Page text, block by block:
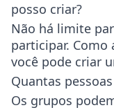
posso criar?
Não há limite
participar. Como
você pode criar
Quantas
Os grupos